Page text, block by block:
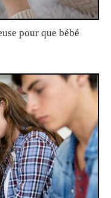
pour que bébé